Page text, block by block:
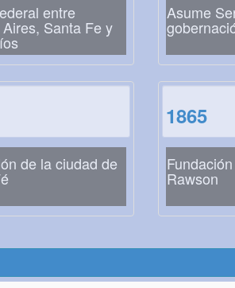
entre
Santa Fe y
Asume
de la ciudad de
1865
Rawson